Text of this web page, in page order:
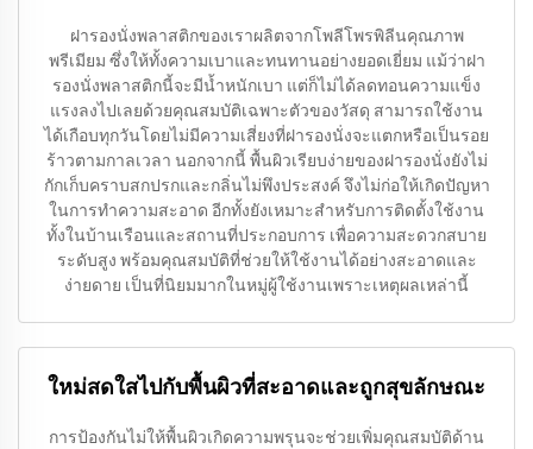
ฝารองนั่งพลาสติกของเราผลิตจากโพลีโพรพิลีนคุณภาพ
พรีเมียม ซึ่งให้ทั้งความเบาและทนทานอย่างยอดเยี่ยม แม้ว่าฝา
รองนั่งพลาสติกนี้จะมีน้ำหนักเบา แต่ก็ไม่ได้ลดทอนความแข็ง
แรงลงไปเลยด้วยคุณสมบัติเฉพาะตัวของวัสดุ สามารถใช้งาน
ได้เกือบทุกวันโดยไม่มีความเสี่ยงที่ฝารองนั่งจะแตกหรือเป็นรอย
ร้าวตามกาลเวลา นอกจากนี้ พื้นผิวเรียบง่ายของฝารองนั่งยังไม่
กักเก็บคราบสกปรกและกลิ่นไม่พึงประสงค์ จึงไม่ก่อให้เกิดปัญหา
ในการทำความสะอาด อีกทั้งยังเหมาะสำหรับการติดตั้งใช้งาน
ทั้งในบ้านเรือนและสถานที่ประกอบการ เพื่อความสะดวกสบาย
ระดับสูง พร้อมคุณสมบัติที่ช่วยให้ใช้งานได้อย่างสะอาดและ
ง่ายดาย เป็นที่นิยมมากในหมู่ผู้ใช้งานเพราะเหตุผลเหล่านี้
ใหม่สดใสไปกับพื้นผิวที่สะอาดและถูกสุขลักษณะ
การป้องกันไม่ให้พื้นผิวเกิดความพรุนจะช่วยเพิ่มคุณสมบัติด้าน